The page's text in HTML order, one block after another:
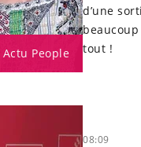
Actu People
d’une
tout !
08:09